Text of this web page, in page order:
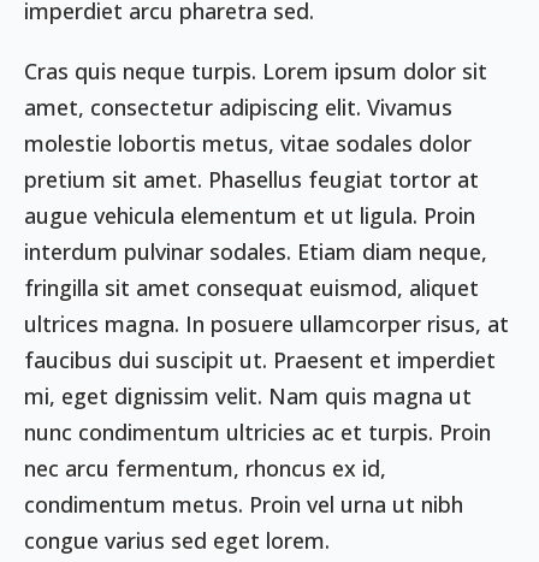
imperdiet arcu pharetra sed.
Cras quis neque turpis. Lorem ipsum dolor sit
amet, consectetur adipiscing elit. Vivamus
molestie lobortis metus, vitae sodales dolor
pretium sit amet. Phasellus feugiat tortor at
augue vehicula elementum et ut ligula. Proin
interdum pulvinar sodales. Etiam diam neque,
fringilla sit amet consequat euismod, aliquet
ultrices magna. In posuere ullamcorper risus, at
faucibus dui suscipit ut. Praesent et imperdiet
mi, eget dignissim velit. Nam quis magna ut
nunc condimentum ultricies ac et turpis. Proin
nec arcu fermentum, rhoncus ex id,
condimentum metus. Proin vel urna ut nibh
congue varius sed eget lorem.